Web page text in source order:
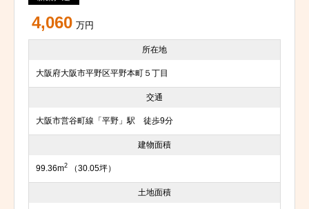
4,060 万円
所在地
大阪府大阪市平野区平野本町５丁目
交通
大阪市営谷町線「平野」駅 徒歩9分
建物面積
99.36m2 （30.05坪）
土地面積